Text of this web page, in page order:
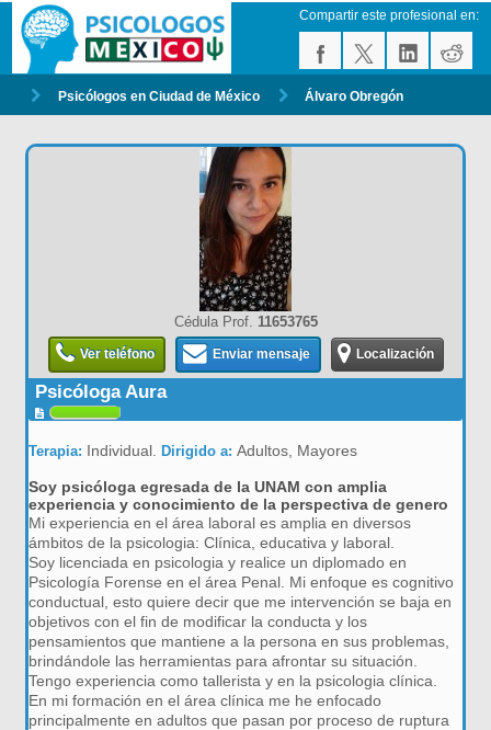
Compartir este profesional en:
Psicólogos en Ciudad de México Álvaro Obregón
Cédula Prof. 11653765
Ver teléfono Enviar mensaje Localización
Psicóloga Aura
Terapia: Individual.Dirigido a:Adultos, Mayores
Soy psicóloga egresada de la UNAM con amplia
experiencia y conocimiento de la perspectiva de genero
Mi experiencia en el área laboral es amplia en diversos
ámbitos de la psicologia: Clínica, educativa y laboral.
Soy licenciada en psicologia y realice un diplomado en
Psicología Forense en el área Penal. Mi enfoque es cognitivo
conductual, esto quiere decir que me intervención se baja en
objetivos con el fin de modificar la conducta y los
pensamientos que mantiene a la persona en sus problemas,
brindándole las herramientas para afrontar su situación.
Tengo experiencia como tallerista y en la psicologia clínica.
En mi formación en el área clínica me he enfocado
principalmente en adultos que pasan por proceso de ruptura